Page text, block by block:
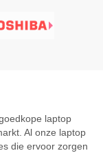
laptop
Al onze laptop
die ervoor zorgen